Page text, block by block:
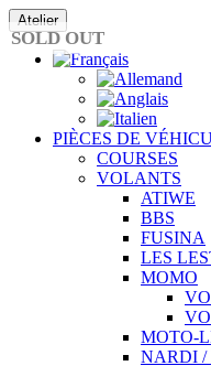
Passer
au
contenu
Atelier
PIÈCES DE
COURSES
VOLANTS
ATIWE
BBS
FUSINA
LES
MOMO
MOTO-
NARDI /
SOLD OUT